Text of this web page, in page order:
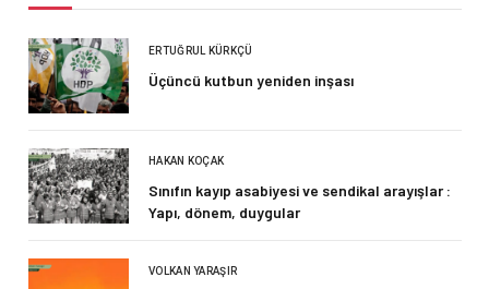
ERTUĞRUL KÜRKÇÜ
Üçüncü kutbun yeniden inşası
HAKAN KOÇAK
Sınıfın kayıp asabiyesi ve sendikal arayışlar :
Yapı, dönem, duygular
VOLKAN YARAŞIR